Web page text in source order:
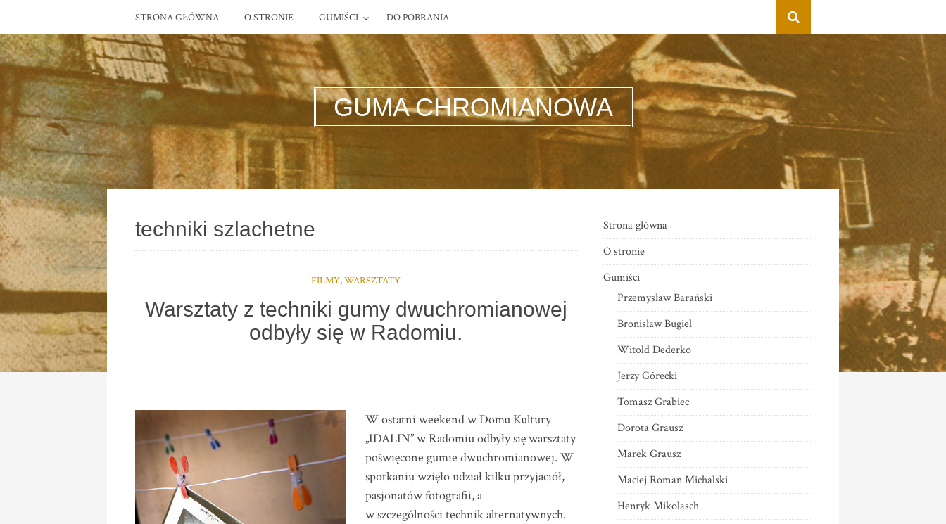
STRONA GŁÓWNA O STRONIE GUMIŚCI DO POBRANIA
GUMA CHROMIANOWA
techniki szlachetne
FILMY,WARSZTATY
Warsztaty z techniki gumy dwuchromianowej
odbyły się w Radomiu.
W ostatni weekend w Domu Kultury
„IDALIN” w Radomiu odbyły się warsztaty
poświęcone gumie dwuchromianowej. W
spotkaniu wzięło udział kilku przyjaciół,
pasjonatów fotografii, a
w szczególności technik alternatywnych.
Strona główna
O stronie
Gumiści
Przemysław Barański
Bronisław Bugiel
Witold Dederko
Jerzy Górecki
Tomasz Grabiec
Dorota Grausz
Marek Grausz
Maciej Roman Michalski
Henryk Mikolasch